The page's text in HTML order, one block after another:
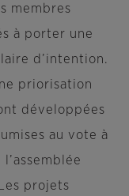
membres
à porter une
d’intention.
priorisation
développées
au vote à
projets